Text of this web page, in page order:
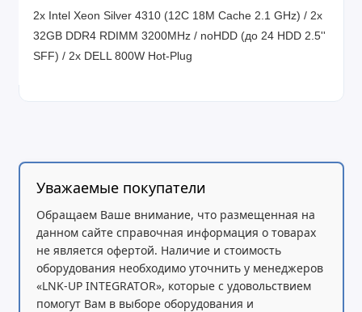
2x Intel Xeon Silver 4310 (12C 18M Cache 2.1 GHz) / 2x
32GB DDR4 RDIMM 3200MHz / noHDD (до 24 HDD 2.5''
SFF) / 2x DELL 800W Hot-Plug
Уважаемые покупатели
Обращаем Ваше внимание, что размещенная на
данном сайте справочная информация о товарах
не является офертой. Наличие и стоимость
оборудования необходимо уточнить у менеджеров
«LNK-UP INTEGRATOR», которые с удовольствием
помогут Вам в выборе оборудования и